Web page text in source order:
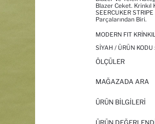
Blazer Ceket. Krinkıl
SEERCUKER
Parçalarından Biri.
MODERN FIT
SIYAH / ÜRÜN KODU :
ÖLÇÜLER
MAĞAZADA ARA
ÜRÜN BILGILERI
ÜRÜN